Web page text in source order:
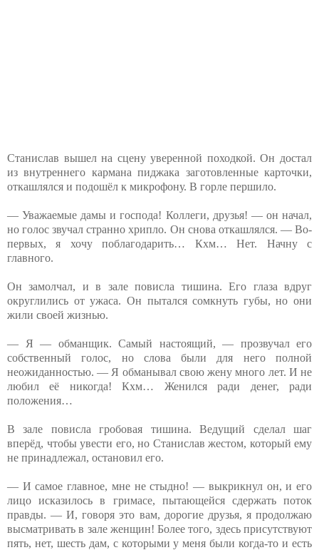
Станислав вышел на сцену уверенной походкой. Он достал
из внутреннего кармана пиджака заготовленные карточки,
откашлялся и подошёл к микрофону. В горле першило.
— Уважаемые дамы и господа! Коллеги, друзья! — он начал,
но голос звучал странно хрипло. Он снова откашлялся. — Во-
первых, я хочу поблагодарить… Кхм… Нет. Начну с
главного.
Он замолчал, и в зале повисла тишина. Его глаза вдруг
округлились от ужаса. Он пытался сомкнуть губы, но они
жили своей жизнью.
— Я — обманщик. Самый настоящий, — прозвучал его
собственный голос, но слова были для него полной
неожиданностью. — Я обманывал свою жену много лет. И не
любил её никогда! Кхм… Женился ради денег, ради
положения…
В зале повисла гробовая тишина. Ведущий сделал шаг
вперёд, чтобы увести его, но Станислав жестом, который ему
не принадлежал, остановил его.
— И самое главное, мне не стыдно! — выкрикнул он, и его
лицо исказилось в гримасе, пытающейся сдержать поток
правды. — И, говоря это вам, дорогие друзья, я продолжаю
высматривать в зале женщин! Более того, здесь присутствуют
пять, нет, шесть дам, с которыми у меня были когда-то и есть